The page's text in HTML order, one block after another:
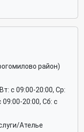
район)
c 09:00-20:00, Ср:
09:00-20:00, Сб: c
Ателье